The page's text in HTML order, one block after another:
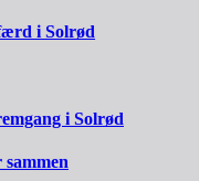
i Solrød
i Solrød